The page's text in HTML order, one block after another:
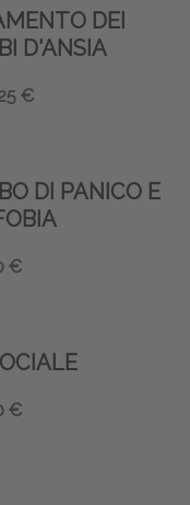
DEI
D'ANSIA
€
DI PANICO E
€
€